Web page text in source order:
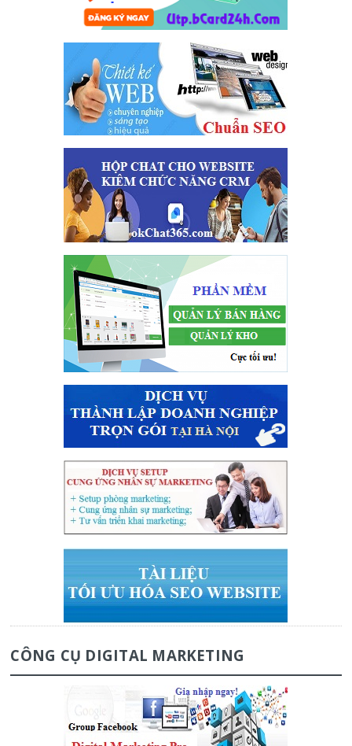
CÔNG CỤ DIGITAL MARKETING